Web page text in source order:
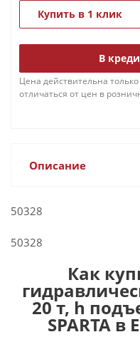
Купить в 1 клик
В
Цена действительна
отличаться от цен в
Описание
50328
50328
Как
20 т, h
SPARTA в